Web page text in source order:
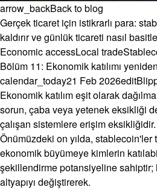
arrow_backBack to blog
Gerçek ticaret için istikrarlı para:
kaldırır ve günlük ticareti nasıl
Economic accessLocal trade
Bölüm 11: Ekonomik katılımı
calendar_today21 Feb 2026edit
Ekonomik katılım eşit olarak
sorun, çaba veya yetenek eksikliği
çalışan sistemlere erişim eksikliğidir.
Önümüzdeki on yılda, stablecoin'ler
ekonomik büyümeye kimlerin
şekillendirme potansiyeline sahiptir;
altyapıyı değiştirerek.